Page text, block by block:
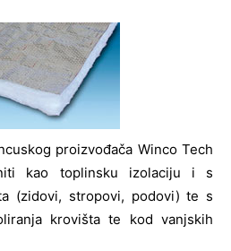
proizvođača Winco Tech
kao toplinsku izolaciju i s
(zidovi, stropovi, podovi) te s
krovišta te kod vanjskih